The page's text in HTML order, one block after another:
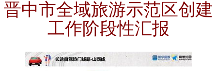
晋中市全域旅游示范区创建
工作阶段性汇报